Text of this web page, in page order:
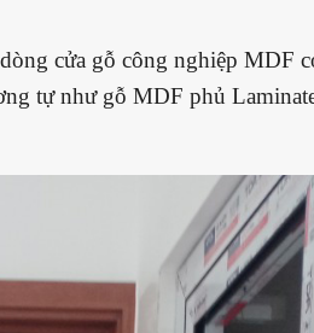
cửa gỗ công nghiệp MDF
tự như gỗ MDF phủ